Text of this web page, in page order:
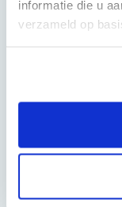
informatie die u
verzameld op
woning?
De prestaties van
uur aansluit op
huishouden
en het hoogste
Plaatsing – een